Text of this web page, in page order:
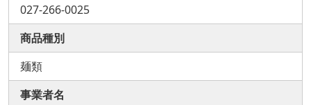
027-266-0025
商品種別
麺類
事業者名